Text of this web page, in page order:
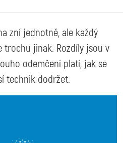
zní jednotně, ale každý
jinak. Rozdíly jsou v
odemčení platí, jak se
technik dodržet.